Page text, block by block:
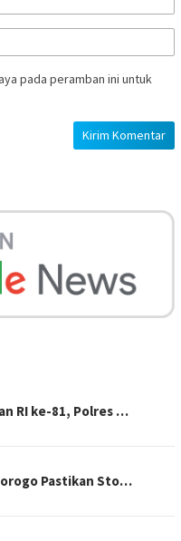
pada peramban ini untuk
RI ke-81, Polres …
Pastikan Sto…